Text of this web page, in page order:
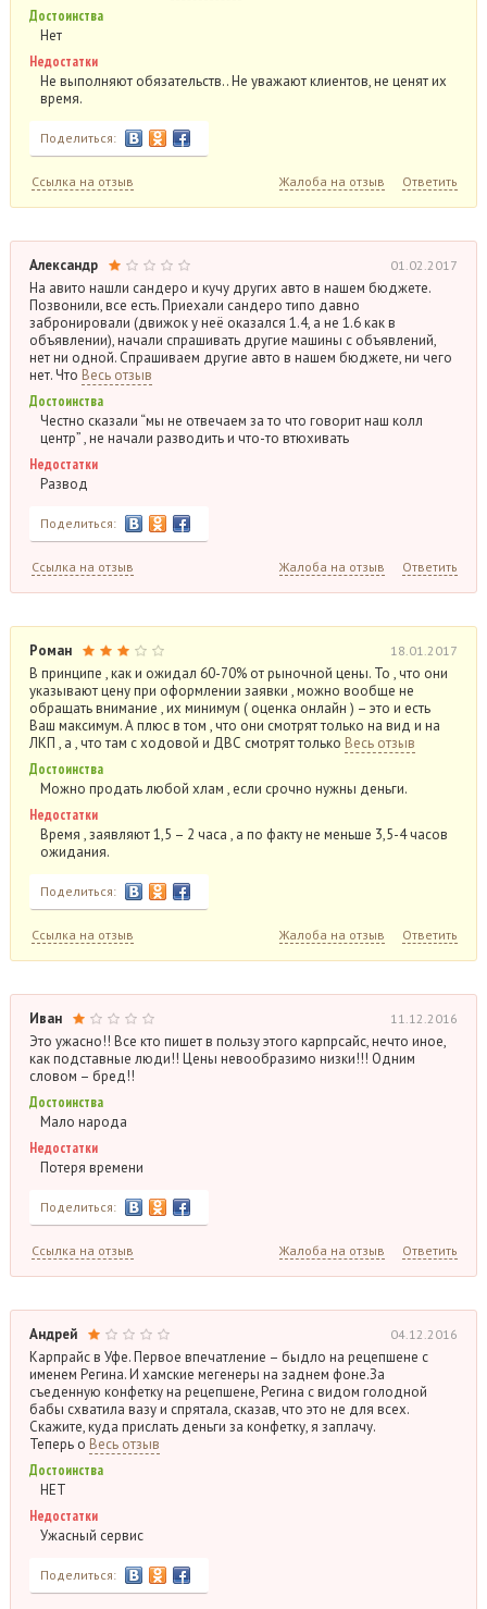
Достоинства
Нет
Недостатки
Не выполняют обязательств.. Не уважают клиентов, не ценят их
время.
Поделиться:
Ссылка на отзыв Жалоба на отзыв Ответить
Александр 01.02.2017
На авито нашли сандеро и кучу других авто в нашем бюджете.
Позвонили, все есть. Приехали сандеро типо давно
забронировали (движок у неё оказался 1.4, а не 1.6 как в
объявлении), начали спрашивать другие машины с объявлений,
нет ни одной. Спрашиваем другие авто в нашем бюджете, ни чего
нет. Что Весь отзыв
Достоинства
Честно сказали “мы не отвечаем за то что говорит наш колл
центр” , не начали разводить и что-то втюхивать
Недостатки
Развод
Поделиться:
Ссылка на отзыв Жалоба на отзыв Ответить
Роман 18.01.2017
В принципе , как и ожидал 60-70% от рыночной цены. То , что они
указывают цену при оформлении заявки , можно вообще не
обращать внимание , их минимум ( оценка онлайн ) – это и есть
Ваш максимум. А плюс в том , что они смотрят только на вид и на
ЛКП , а , что там с ходовой и ДВС смотрят только Весь отзыв
Достоинства
Можно продать любой хлам , если срочно нужны деньги.
Недостатки
Время , заявляют 1,5 – 2 часа , а по факту не меньше 3,5-4 часов
ожидания.
Поделиться:
Ссылка на отзыв Жалоба на отзыв Ответить
Иван 11.12.2016
Это ужасно!! Все кто пишет в пользу этого карпрсайс, нечто иное,
как подставные люди!! Цены невообразимо низки!!! Одним
словом – бред!!
Достоинства
Мало народа
Недостатки
Потеря времени
Поделиться:
Ссылка на отзыв Жалоба на отзыв Ответить
Андрей 04.12.2016
Карпрайс в Уфе. Первое впечатление – быдло на рецепшене с
именем Регина. И хамские мегенеры на заднем фоне.За
съеденную конфетку на рецепшене, Регина с видом голодной
бабы схватила вазу и спрятала, сказав, что это не для всех.
Скажите, куда прислать деньги за конфетку, я заплачу.
Теперь о Весь отзыв
Достоинства
НЕТ
Недостатки
Ужасный сервис
Поделиться: